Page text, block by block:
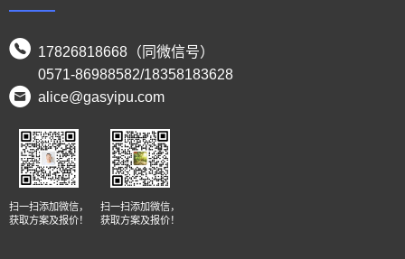
17826818668（同微信号）
0571-86988582/18358183628
alice@gasyipu.com
扫一扫添加微信，
获取方案及报价！
扫一扫添加微信，
获取方案及报价！